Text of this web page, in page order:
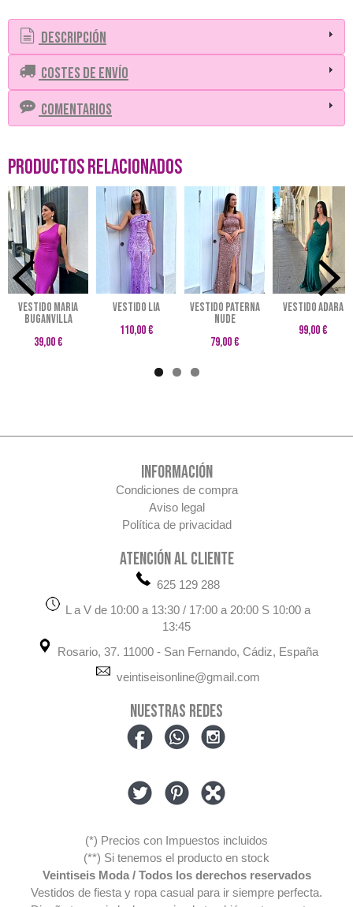
Descripción
Costes de Envío
Comentarios
Productos Relacionados
VESTIDO MARIA
BUGANVILLA
39,00 €
Vestido LIA
110,00 €
Vestido Paterna
nude
79,00 €
VESTIDO ADARA
99,00 €
INFORMACIÓN
Condiciones de compra
Aviso legal
Política de privacidad
ATENCIÓN AL CLIENTE
625 129 288
L a V de 10:00 a 13:30 / 17:00 a 20:00 S 10:00 a
13:45
Rosario, 37. 11000 - San Fernando, Cádiz, España
veintiseisonline@gmail.com
NUESTRAS REDES
(*) Precios con Impuestos incluidos
(**) Si tenemos el producto en stock
Veintiseis Moda / Todos los derechos reservados
Vestidos de fiesta y ropa casual para ir siempre perfecta.